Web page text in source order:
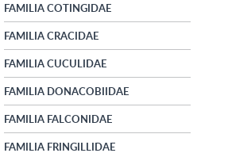
FAMILIA COTINGIDAE
FAMILIA CRACIDAE
FAMILIA CUCULIDAE
FAMILIA DONACOBIIDAE
FAMILIA FALCONIDAE
FAMILIA FRINGILLIDAE